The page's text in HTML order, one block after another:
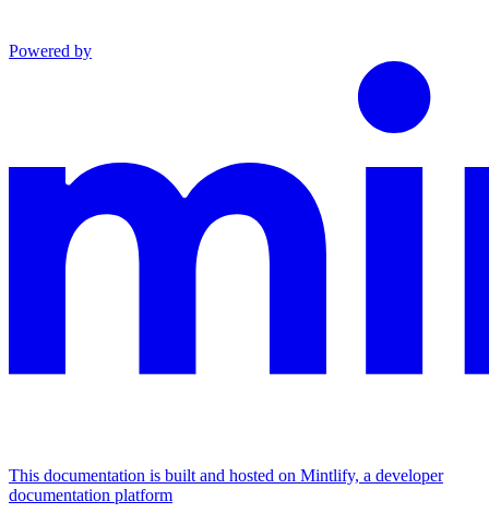
Powered by
This documentation is built and hosted on Mintlify, a developer
documentation platform